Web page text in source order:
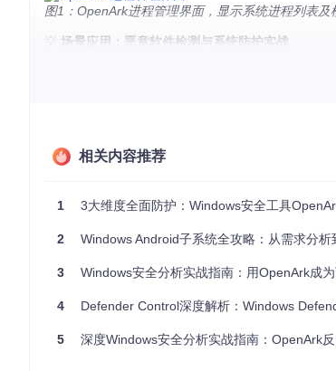
图1：OpenArk进程管理界面，显示系统进程列表
💡 场景应用：恶意软件检测与系统防护实战
在实际应用中，OpenArk可通过"安全威胁检测流
图2：OpenArk内核回调分析界面，展示系统回调
🔍进阶技巧：安全检测矩阵模型
为提升安全检测的全面性和准确性，本文提出"安
修复和日志审计四个层级。以进程隐藏威胁为例，
解决方案：常见安全问题处理指南
症状
：OpenArk检测到可疑进程但无法终止
相关内容推荐
1 3大维度全面防护：Windows安全工具
2 Windows Android子系统全攻略：从需求分析
3 Windows安全分析实战指南：用OpenArk成
4 Defender Control深度解析：Windows
5 深度Windows安全分析实战指南：OpenArk